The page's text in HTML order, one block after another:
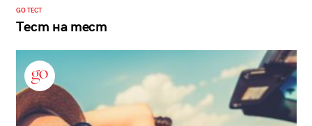
GO ТЕСТ
Тест на тест